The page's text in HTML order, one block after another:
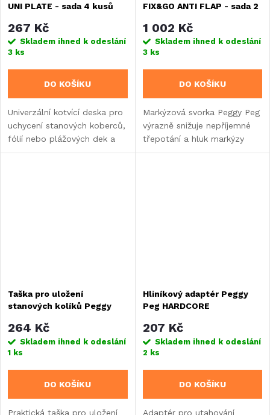
UNI PLATE - sada 4 kusů
267 Kč
Skladem ihned k odeslání
3 ks
DO KOŠÍKU
Univerzální kotvící deska pro
uchycení stanových koberců,
fólií nebo plážových dek a
ručníků.
FIX&GO ANTI FLAP - sada 2
1 002 Kč
Skladem ihned k odeslání
3 ks
DO KOŠÍKU
Markýzová svorka Peggy Peg
výrazně snižuje nepříjemné
třepotání a hluk markýzy
vlivem sebemenšího větru.
Taška pro uložení
stanových kolíků Peggy
264 Kč
Skladem ihned k odeslání
1 ks
DO KOŠÍKU
Praktická taška pro uložení
Hliníkový adaptér Peggy
Peg HARDCORE
207 Kč
Skladem ihned k odeslání
2 ks
DO KOŠÍKU
Adaptér pro utahování